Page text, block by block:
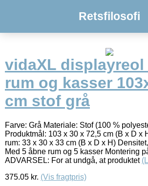
Retsfilosofi
vidaXL displayreol
rum og kasser
cm stof grå
Farve: Grå Materiale: Stof (100 %
Produktmål: 103 x 30 x 72,5 cm (B x D x
rum: 33 x 30 x 33 cm (B x D x H)
Med 5 åbne rum og 5 kasser Montering
ADVARSEL: For at undgå, at produktet
375.05 kr. (Vis fragtpris)